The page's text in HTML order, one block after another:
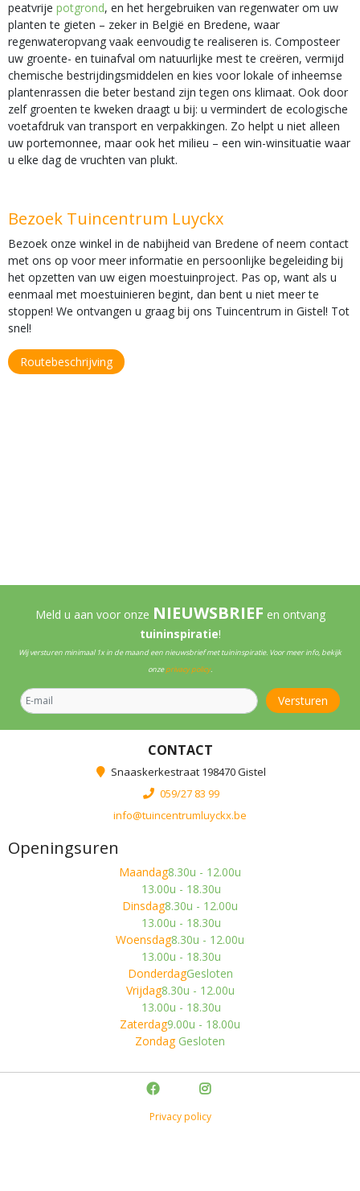
peatvrije potgrond, en het hergebruiken van regenwater om uw
planten te gieten – zeker in België en Bredene, waar
regenwateropvang vaak eenvoudig te realiseren is. Composteer
uw groente- en tuinafval om natuurlijke mest te creëren, vermijd
chemische bestrijdingsmiddelen en kies voor lokale of inheemse
plantenrassen die beter bestand zijn tegen ons klimaat. Ook door
zelf groenten te kweken draagt u bij: u vermindert de ecologische
voetafdruk van transport en verpakkingen. Zo helpt u niet alleen
uw portemonnee, maar ook het milieu – een win-winsituatie waar
u elke dag de vruchten van plukt.
Bezoek Tuincentrum Luyckx
Bezoek onze winkel in de nabijheid van Bredene of neem contact
met ons op voor meer informatie en persoonlijke begeleiding bij
het opzetten van uw eigen moestuinproject. Pas op, want als u
eenmaal met moestuinieren begint, dan bent u niet meer te
stoppen! We ontvangen u graag bij ons Tuincentrum in Gistel! Tot
snel!
Routebeschrijving
Meld u aan voor onze NIEUWSBRIEF en ontvang
tuininspiratie!
Wij versturen minimaal 1x in de maand een nieuwsbrief met tuininspiratie. Voor meer info, bekijk
onzeprivacy policy.
CONTACT
Snaaskerkestraat 198470 Gistel
059/27 83 99
info@tuincentrumluyckx.be
Openingsuren
Maandag8.30u - 12.00u
13.00u - 18.30u
Dinsdag8.30u - 12.00u
13.00u - 18.30u
Woensdag8.30u - 12.00u
13.00u - 18.30u
DonderdagGesloten
Vrijdag8.30u - 12.00u
13.00u - 18.30u
Zaterdag9.00u - 18.00u
Zondag Gesloten
Privacy policy